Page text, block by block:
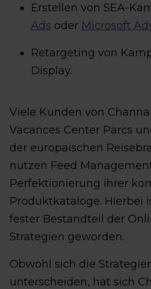
Erstellen von SEA-
Ads oder Microsoft
Retargeting von
Display.
Viele Kunden von
Vacances Center Parcs
der europäischen
nutzen Feed
Perfektionierung ihrer
Produktkataloge. Hierbei
fester Bestandteil der
Strategien geworden.
Obwohl sich die
unterscheiden, hat sich